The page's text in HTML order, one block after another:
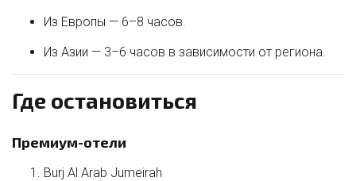
Из Европы — 6–8 часов.
Из Азии — 3–6 часов в зависимости от региона.
Где остановиться
Премиум-отели
Burj Al Arab Jumeirah